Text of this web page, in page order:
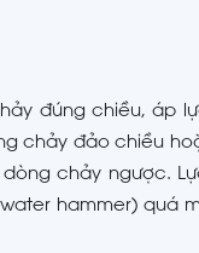
đúng chiều, áp
chảy đảo chiều
chảy ngược.
hammer) quá